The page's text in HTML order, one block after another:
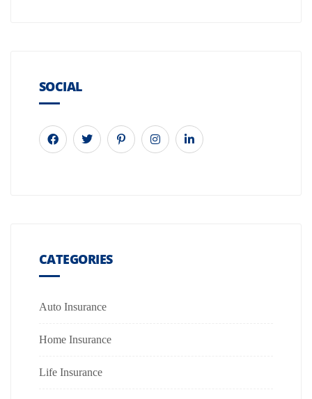
SOCIAL
CATEGORIES
Auto Insurance
Home Insurance
Life Insurance